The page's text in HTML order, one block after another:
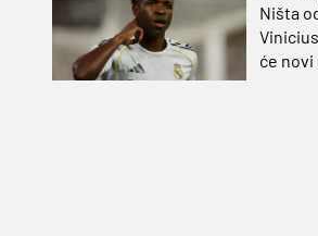
Ništa
će novi